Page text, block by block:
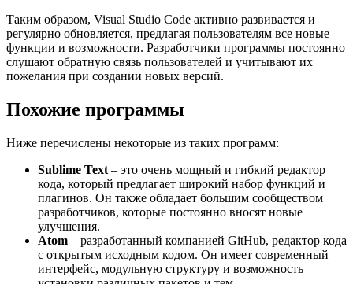
Таким образом, Visual Studio Code активно развивается и
регулярно обновляется, предлагая пользователям все новые
функции и возможности. Разработчики программы постоянно
слушают обратную связь пользователей и учитывают их
пожелания при создании новых версий.
Похожие программы
Ниже перечислены некоторые из таких программ:
Sublime Text – это очень мощный и гибкий редактор
кода, который предлагает широкий набор функций и
плагинов. Он также обладает большим сообществом
разработчиков, которые постоянно вносят новые
улучшения.
Atom – разработанный компанией GitHub, редактор кода
с открытым исходным кодом. Он имеет современный
интерфейс, модульную структуру и возможность